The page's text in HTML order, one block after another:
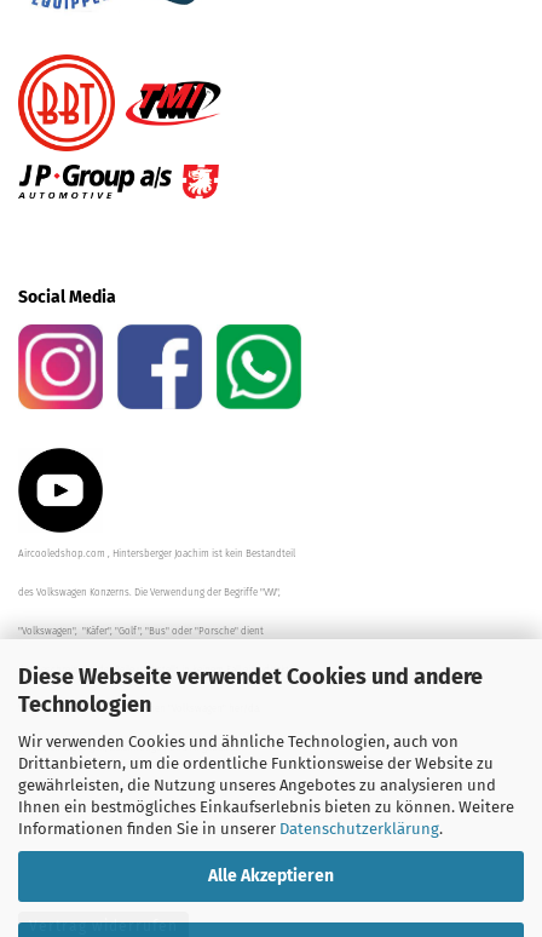
Diese Webseite verwendet Cookies und andere
Technologien
Wir verwenden Cookies und ähnliche Technologien, auch von
Drittanbietern, um die ordentliche Funktionsweise der Website zu
gewährleisten, die Nutzung unseres Angebotes zu analysieren und
Ihnen ein bestmögliches Einkaufserlebnis bieten zu können. Weitere
Informationen finden Sie in unserer Datenschutzerklärung.
Alle Akzeptieren
Social Media
Aircooledshop.com , Hintersberger Joachim ist kein Bestandteil
des Volkswagen Konzerns. Die Verwendung der Begriffe "VW",
"Volkswagen", "Käfer", "Golf", "Bus" oder "Porsche" dient
der Beschreibung der Teile und stellt in keinem Fall eine direkte
Verbindung zu dem Unternehmen "Volkswagen" her/da.
Die Beschreibungen, Zeichnungen und Angaben zur
Verwendung sind sorgfältig überprüft worden.
Vertrag widerrufen